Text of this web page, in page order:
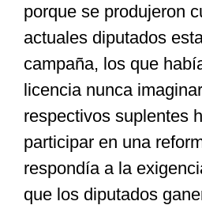
porque se produjeron
actuales diputados
campaña, los que
licencia nunca
respectivos suplentes
participar en una
respondía a la
que los diputados